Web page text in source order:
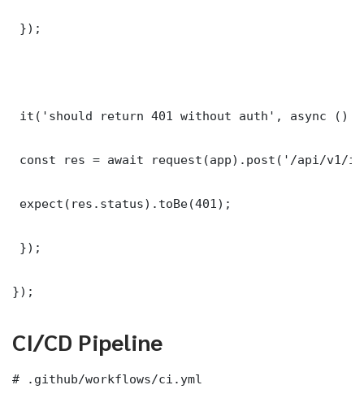
});
it('should return 401 without auth', async ()
const res = await request(app).post('/api/v1/
expect(res.status).toBe(401);
});
});
CI/CD Pipeline
# .github/workflows/ci.yml